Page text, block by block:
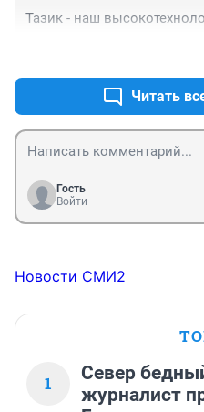
Тазик - наш
Читать
Гость
Войти
Новости СМИ2
1
Север
журналист